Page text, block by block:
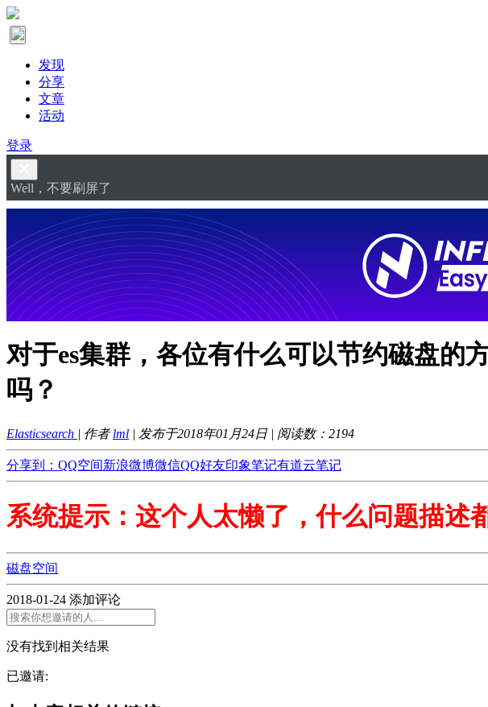
发现
分享
文章
活动
登录
Well，不要刷屏了
对于es集群，各位有什么可以节约磁盘的
吗？
Elasticsearch | 作者lml | 发布于2018年01月24日 | 阅读数： 2194
分享到： QQ空间新浪微博微信QQ好友印象笔记有道云笔记
系统提示：这个人太懒了，什么问题描述
磁盘空间
2018-01-24 添加评论
没有找到相关结果
已邀请: